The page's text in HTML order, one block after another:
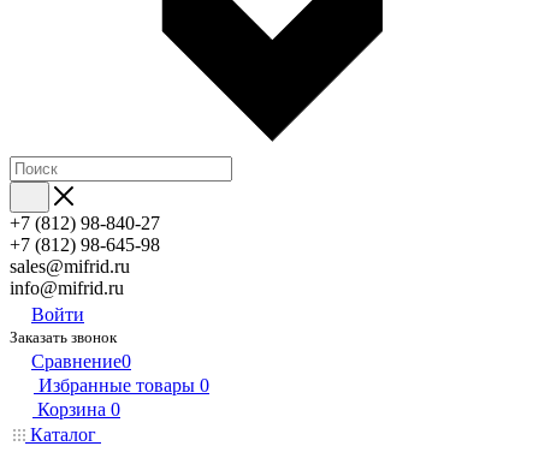
+7 (812) 98-840-27
+7 (812) 98-645-98
sales@mifrid.ru
info@mifrid.ru
Войти
Заказать звонок
Сравнение0
Избранные товары 0
Корзина 0
Каталог